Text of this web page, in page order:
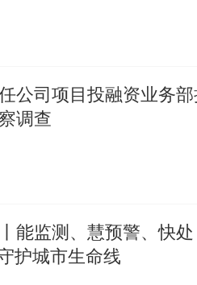
公司项目投融资业务
调查
能监测、慧预警、快处
护城市生命线